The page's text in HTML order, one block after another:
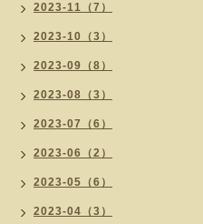
2023-11（7）
2023-10（3）
2023-09（8）
2023-08（3）
2023-07（6）
2023-06（2）
2023-05（6）
2023-04（3）